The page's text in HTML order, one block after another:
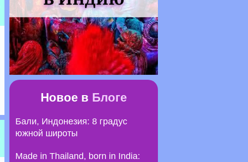
Новое в Блоге
Бали, Индонезия: 8 градус
южной широты
Made in Thailand, born in India: